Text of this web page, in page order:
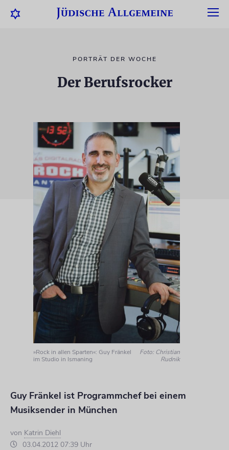
PORTRÄT DER WOCHE
Der Berufsrocker
»Rock in allen Sparten«: Guy Fränkel
im Studio in Ismaning
Foto: Christian
Rudnik
Guy Fränkel ist Programmchef bei einem
Musiksender in München
von Katrin Diehl
03.04.2012 07:39 Uhr